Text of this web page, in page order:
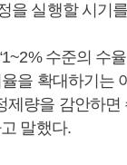
을 실행할 시기
수준의 수
율을 확대하기는
제량을 감안하면
말했다.